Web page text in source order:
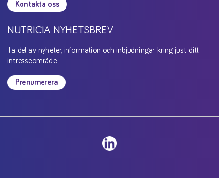
Kontakta oss
NUTRICIA NYHETSBREV
Ta del av nyheter, information och inbjudningar kring just ditt
intresseområde
Prenumerera